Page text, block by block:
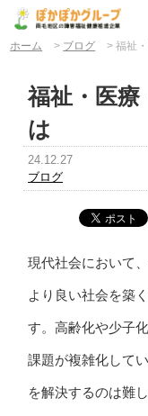
ホーム > ブログ >福祉
福祉・医療
は
24.12.27
ブログ
現代社会において
より良い社会を築
す。高齢化や少子
課題が複雑化して
を解決するのは難